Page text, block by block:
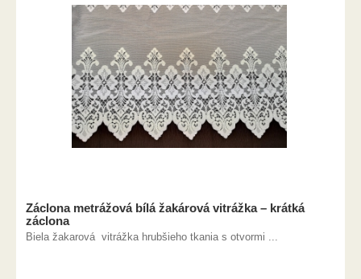
Záclona metrážová bílá žakárová vitrážka – krátká
záclona
Biela žakarová vitrážka hrubšieho tkania s otvormi ...